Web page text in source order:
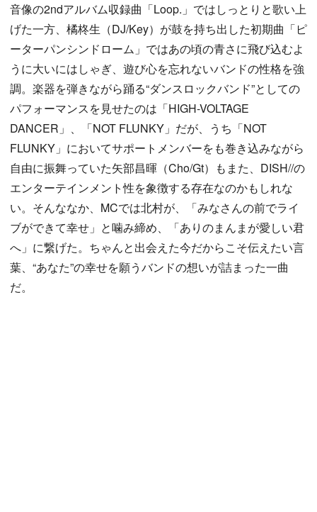
音像の2ndアルバム収録曲「Loop.」ではしっとりと歌い上
げた一方、橘柊生（DJ/Key）が鼓を持ち出した初期曲「ピ
ーターパンシンドローム」ではあの頃の青さに飛び込むよ
うに大いにはしゃぎ、遊び心を忘れないバンドの性格を強
調。楽器を弾きながら踊る“ダンスロックバンド”としての
パフォーマンスを見せたのは「HIGH-VOLTAGE
DANCER」、「NOT FLUNKY」だが、うち「NOT
FLUNKY」においてサポートメンバーをも巻き込みながら
自由に振舞っていた矢部昌暉（Cho/Gt）もまた、DISH//の
エンターテインメント性を象徴する存在なのかもしれな
い。そんななか、MCでは北村が、「みなさんの前でライ
ブができて幸せ」と噛み締め、「ありのまんまが愛しい君
へ」に繋げた。ちゃんと出会えた今だからこそ伝えたい言
葉、“あなた”の幸せを願うバンドの想いが詰まった一曲
だ。